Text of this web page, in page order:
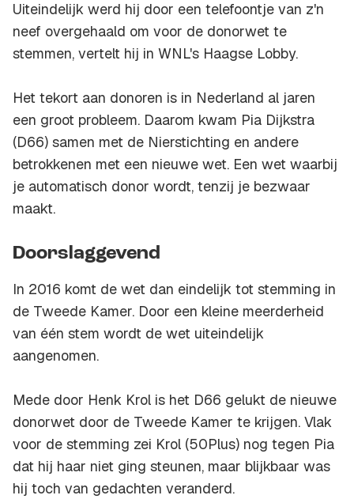
Uiteindelijk werd hij door een telefoontje van z'n
neef overgehaald om voor de donorwet te
stemmen, vertelt hij in WNL's Haagse Lobby.
Het tekort aan donoren is in Nederland al jaren
een groot probleem. Daarom kwam Pia Dijkstra
(D66) samen met de Nierstichting en andere
betrokkenen met een nieuwe wet. Een wet waarbij
je automatisch donor wordt, tenzij je bezwaar
maakt.
Doorslaggevend
In 2016 komt de wet dan eindelijk tot stemming in
de Tweede Kamer. Door een kleine meerderheid
van één stem wordt de wet uiteindelijk
aangenomen.
Mede door Henk Krol is het D66 gelukt de nieuwe
donorwet door de Tweede Kamer te krijgen. Vlak
voor de stemming zei Krol (50Plus) nog tegen Pia
dat hij haar niet ging steunen, maar blijkbaar was
hij toch van gedachten veranderd.